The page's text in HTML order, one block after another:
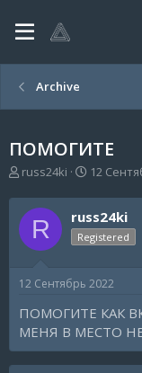
Archive
ПОМОГИТЕ
А
т
о
р
т
м
russ24ki
Д
т
а
н
а
а
12
R russ24ki
Registered
12 Сентябрь 2022
ПОМОГИТЕ КАК
МЕНЯ В МЕСТО